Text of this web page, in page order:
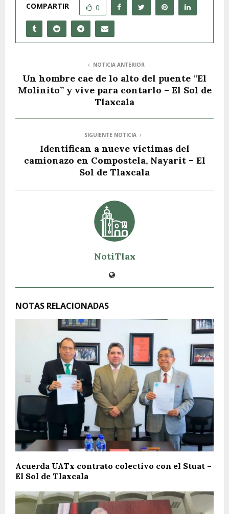
COMPARTIR 0
NOTICIA ANTERIOR
Un hombre cae de lo alto del puente “El
Molinito” y vive para contarlo – El Sol de
Tlaxcala
SIGUIENTE NOTICIA
Identifican a nueve víctimas del
camionazo en Compostela, Nayarit – El
Sol de Tlaxcala
NotiTlax
NOTAS RELACIONADAS
Acuerda UATx contrato colectivo con el Stuat –
El Sol de Tlaxcala